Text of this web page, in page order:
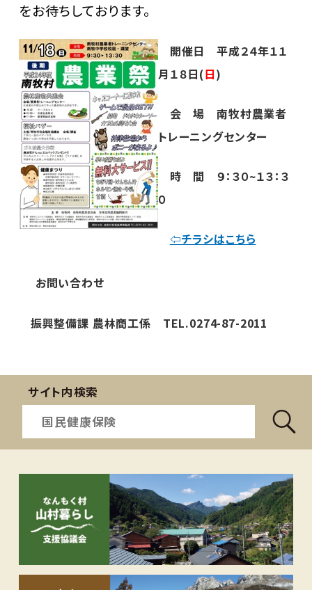
をお待ちしております。
開催日 平成２４年１１
月１８日(日)
会 場 南牧村農業者
トレーニングセンター
時 間 ９：３０~１３：３
０
⇦チラシはこちら
お問い合わせ
振興整備課 農林商工係 TEL.0274-87-2011
サイト内検索